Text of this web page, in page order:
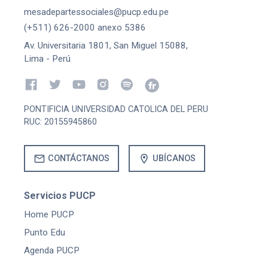
mesadepartessociales@pucp.edu.pe
(+511) 626-2000 anexo 5386
Av. Universitaria 1801, San Miguel 15088,
Lima - Perú
PONTIFICIA UNIVERSIDAD CATOLICA DEL PERU
RUC: 20155945860
mail CONTÁCTANOS location_on UBÍCANOS
Servicios PUCP
Home PUCP
Punto Edu
Agenda PUCP